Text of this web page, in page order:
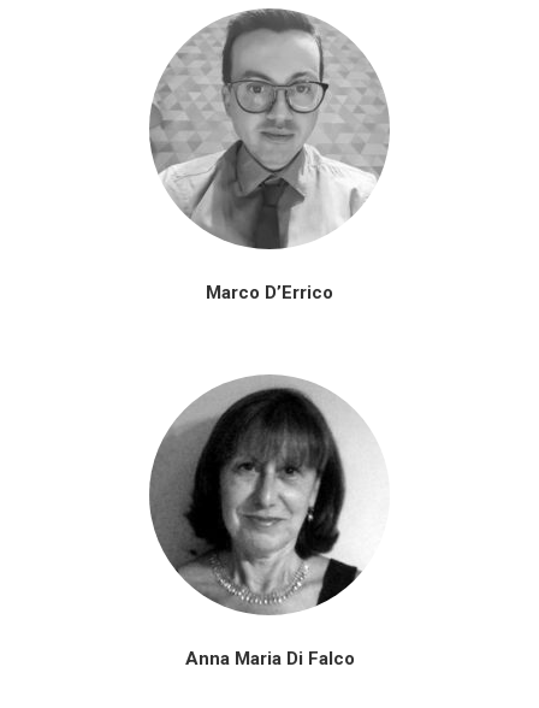
Marco D’Errico
Anna Maria Di Falco